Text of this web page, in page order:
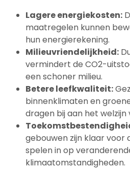
Lagere energiekosten:
maatregelen kunnen
hun energierekening.
Milieuvriendelijkheid:
vermindert de CO2-
een schoner milieu.
Betere leefkwaliteit:
binnenklimaten en
dragen bij aan het welzijn
gebouwen zijn klaar voor
spelen in op
klimaatomstandigheden.